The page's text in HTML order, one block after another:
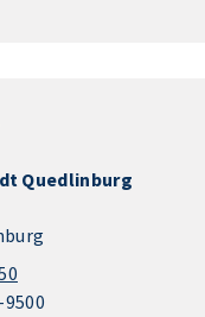
Quedlinburg
9500